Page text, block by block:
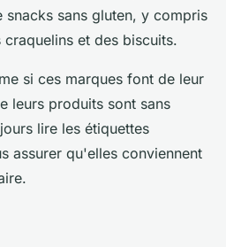
snacks sans gluten, y compris
et des biscuits.
si ces marques font de leur
leurs produits sont sans
lire les étiquettes
assurer qu'elles conviennent